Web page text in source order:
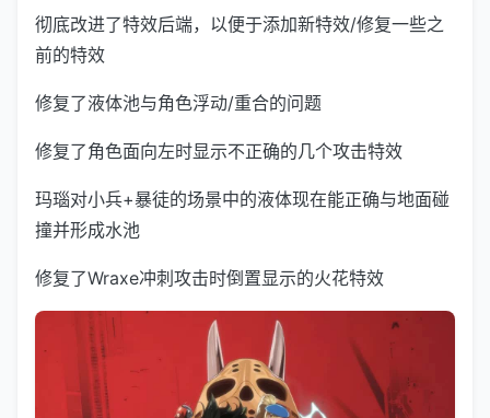
彻底改进了特效后端，以便于添加新特效/修复一些之
前的特效
修复了液体池与角色浮动/重合的问题
修复了角色面向左时显示不正确的几个攻击特效
玛瑙对小兵+暴徒的场景中的液体现在能正确与地面碰
撞并形成水池
修复了Wraxe冲刺攻击时倒置显示的火花特效